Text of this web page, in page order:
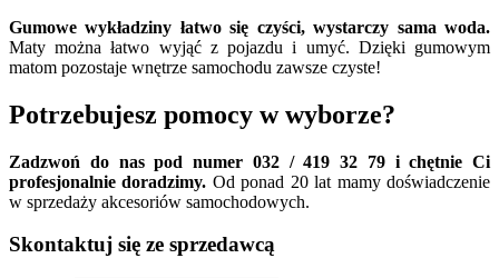
Gumowe wykładziny łatwo się czyści, wystarczy sama woda.
Maty można łatwo wyjąć z pojazdu i umyć. Dzięki gumowym
matom pozostaje wnętrze samochodu zawsze czyste!
Potrzebujesz pomocy w wyborze?
Zadzwoń do nas pod numer 032 / 419 32 79 i chętnie Ci
profesjonalnie doradzimy. Od ponad 20 lat mamy doświadczenie
w sprzedaży akcesoriów samochodowych.
Skontaktuj się ze sprzedawcą